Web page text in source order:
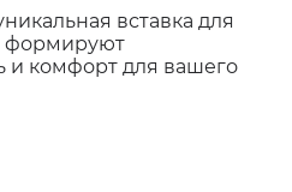
вставка для
формируют
и комфорт для вашего